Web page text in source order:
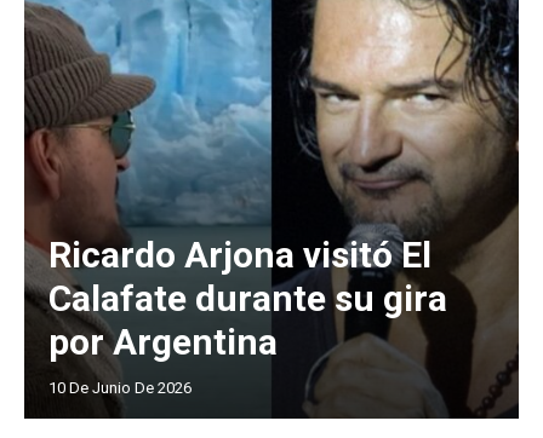
Ricardo Arjona visitó El
Calafate durante su gira
por Argentina
10 De Junio De 2026